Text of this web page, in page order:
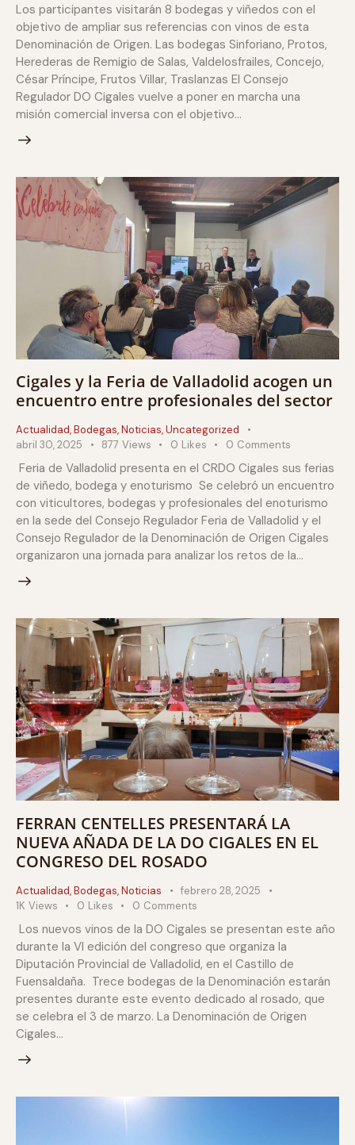
Los participantes visitarán 8 bodegas y viñedos con el
objetivo de ampliar sus referencias con vinos de esta
Denominación de Origen. Las bodegas Sinforiano, Protos,
Herederas de Remigio de Salas, Valdelosfrailes, Concejo,
César Príncipe, Frutos Villar, Traslanzas El Consejo
Regulador DO Cigales vuelve a poner en marcha una
misión comercial inversa con el objetivo…
Cigales y la Feria de Valladolid acogen un
encuentro entre profesionales del sector
Actualidad,Bodegas,Noticias,Uncategorized
abril 30, 2025
877 Views 0 Likes 0 Comments
Feria de Valladolid presenta en el CRDO Cigales sus ferias
de viñedo, bodega y enoturismo Se celebró un encuentro
con viticultores, bodegas y profesionales del enoturismo
en la sede del Consejo Regulador Feria de Valladolid y el
Consejo Regulador de la Denominación de Origen Cigales
organizaron una jornada para analizar los retos de la…
FERRAN CENTELLES PRESENTARÁ LA
NUEVA AÑADA DE LA DO CIGALES EN EL
CONGRESO DEL ROSADO
Actualidad,Bodegas,Noticias
febrero 28, 2025
1K Views 0 Likes 0 Comments
Los nuevos vinos de la DO Cigales se presentan este año
durante la VI edición del congreso que organiza la
Diputación Provincial de Valladolid, en el Castillo de
Fuensaldaña. Trece bodegas de la Denominación estarán
presentes durante este evento dedicado al rosado, que
se celebra el 3 de marzo. La Denominación de Origen
Cigales…